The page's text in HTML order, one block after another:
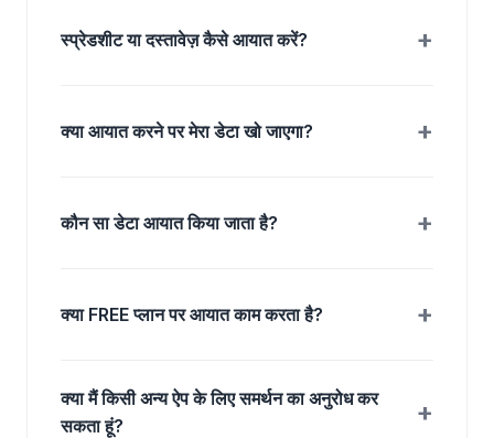
स्प्रेडशीट या दस्तावेज़ कैसे आयात करें? +
क्या आयात करने पर मेरा डेटा खो जाएगा? +
कौन सा डेटा आयात किया जाता है? +
क्या FREE प्लान पर आयात काम करता है? +
क्या मैं किसी अन्य ऐप के लिए समर्थन का अनुरोध कर
सकता हूं?
+